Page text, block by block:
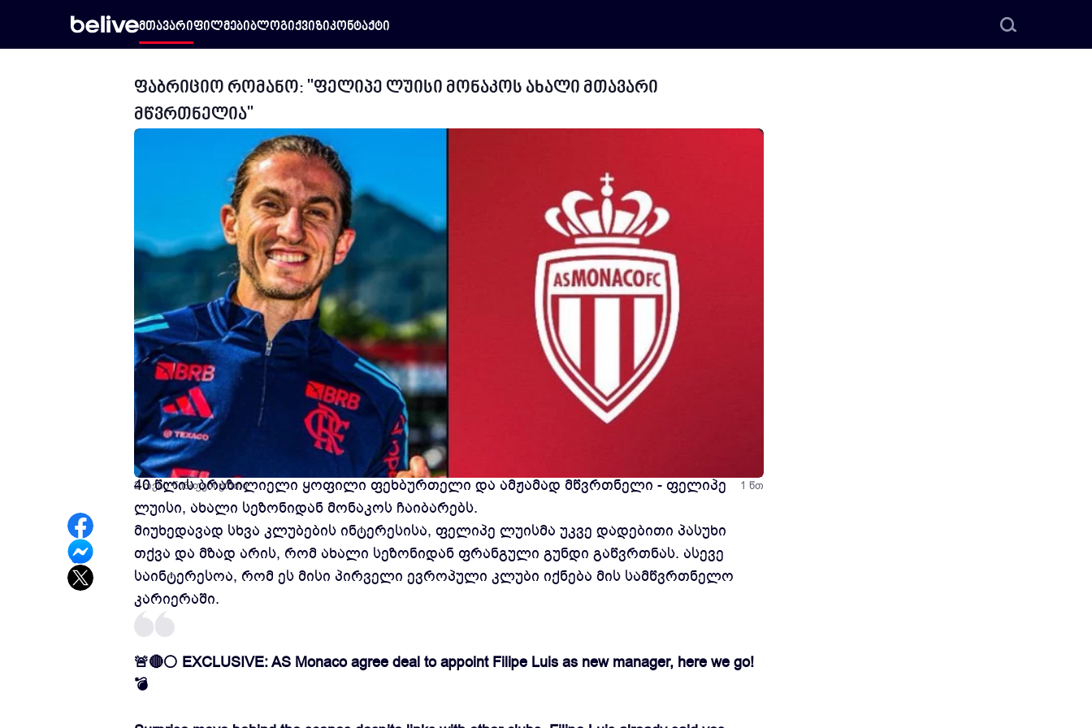
მთავარიფილმებიბლოგიქვიზიკონტაქტი
ფაბრიციო რომანო: "ფელიპე ლუისი მონაკოს ახალი მთავარი
მწვრთნელია"
2 თვის წინ ფეხბურთი 1 წთ
ცნობილი იტალიელი სპორტული ჟურნალისტის - ფაბრიციო რომანოს ინფორმაციით,
40 წლის ბრაზილიელი ყოფილი ფეხბურთელი და ამჟამად მწვრთნელი - ფელიპე
ლუისი, ახალი სეზონიდან მონაკოს ჩაიბარებს.
მიუხედავად სხვა კლუბების ინტერესისა, ფელიპე ლუისმა უკვე დადებითი პასუხი
თქვა და მზად არის, რომ ახალი სეზონიდან ფრანგული გუნდი გაწვრთნას. ასევე
საინტერესოა, რომ ეს მისი პირველი ევროპული კლუბი იქნება მის სამწვრთნელო
კარიერაში.
🚨🔴⚪️ EXCLUSIVE: AS Monaco agree deal to appoint Filipe Luis as new manager, here we go!
💣